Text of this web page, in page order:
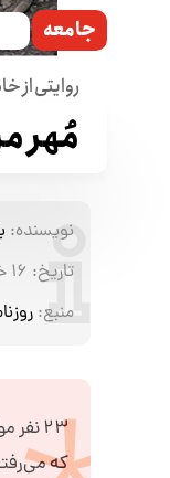
جامعه
روايتی
مُهر
نویسنده:
تاریخ: ۱۶ خرداد ۱۳۹۶
منبع: